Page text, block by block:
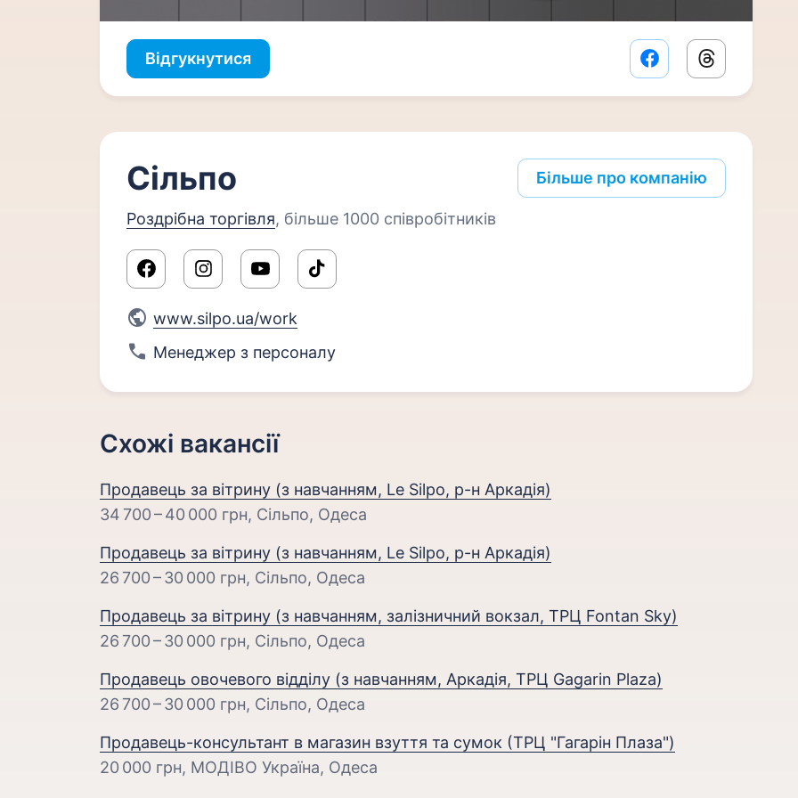
Відгукнутися Facebook share link
Threads
Сільпо
Роздрібна торгівля, більше 1000 співробітників
Більше про компанію
www.silpo.ua/work
Менеджер з персоналу
Схожі вакансії
Продавець за вітрину (з навчанням, Le Silpo, р-н Аркадія)
34 700 – 40 000 грн, Сільпо, Одеса
Продавець за вітрину (з навчанням, Le Silpo, р-н Аркадія)
26 700 – 30 000 грн, Сільпо, Одеса
Продавець за вітрину (з навчанням, залізничний вокзал, ТРЦ Fontan Sky)
26 700 – 30 000 грн, Сільпо, Одеса
Продавець овочевого відділу (з навчанням, Аркадія, ТРЦ Gagarin Plaza)
26 700 – 30 000 грн, Сільпо, Одеса
Продавець-консультант в магазин взуття та сумок (ТРЦ "Гагарін Плаза")
20 000 грн, МОДІВО Україна, Одеса